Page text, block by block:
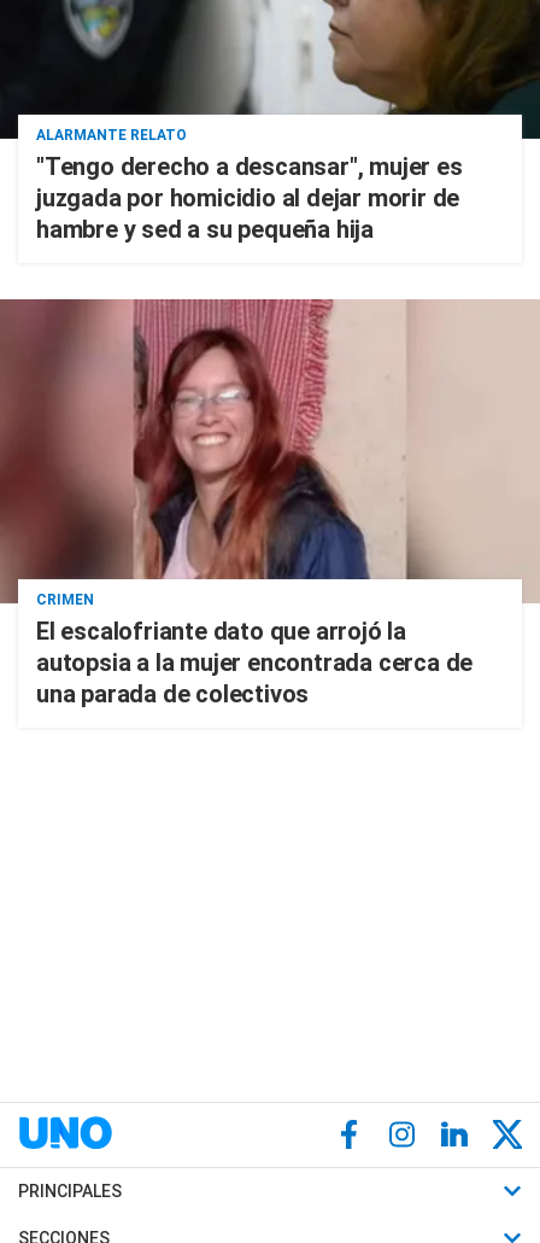
ALARMANTE RELATO
"Tengo derecho a descansar", mujer es
juzgada por homicidio al dejar morir de
hambre y sed a su pequeña hija
CRIMEN
El escalofriante dato que arrojó la
autopsia a la mujer encontrada cerca de
una parada de colectivos
PRINCIPALES
Últimas Noticias
SECCIONES